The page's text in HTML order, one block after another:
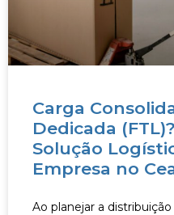
Carga
Dedicada
Solução
Empresa no
Ao planejar a